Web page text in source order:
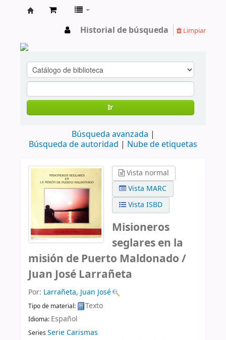
Historial de búsqueda Limpiar
Ir
Búsqueda avanzada
Búsqueda de autoridad
Nube de etiquetas
Vista normal
Vista MARC
Vista ISBD
Misioneros
seglares en la
misión de Puerto Maldonado /
Juan José Larrañeta
Por: Larrañeta, Juan José
Tipo de material: Texto
Idioma: Español
Series Serie Carismas